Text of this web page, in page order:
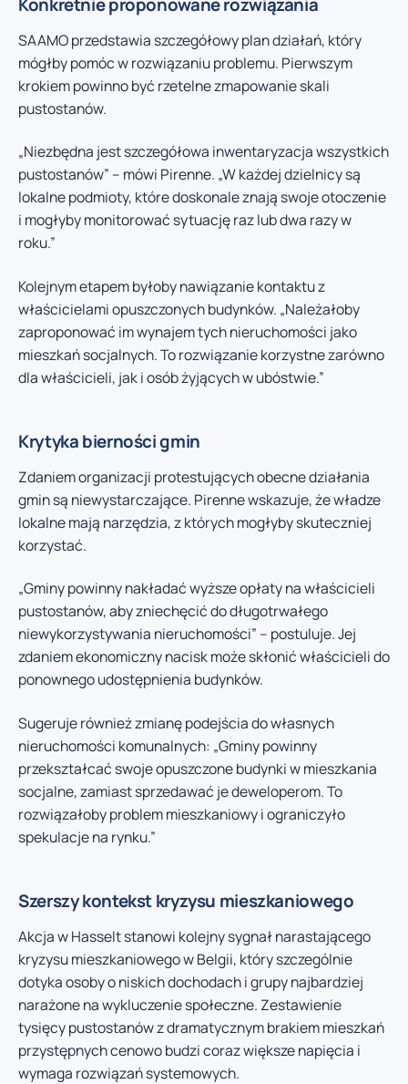
SAAMO przedstawia szczegółowy plan działań, który
mógłby pomóc w rozwiązaniu problemu. Pierwszym
krokiem powinno być rzetelne zmapowanie skali
pustostanów.
„Niezbędna jest szczegółowa inwentaryzacja wszystkich
pustostanów” – mówi Pirenne. „W każdej dzielnicy są
lokalne podmioty, które doskonale znają swoje otoczenie
i mogłyby monitorować sytuację raz lub dwa razy w
roku.”
Kolejnym etapem byłoby nawiązanie kontaktu z
właścicielami opuszczonych budynków. „Należałoby
zaproponować im wynajem tych nieruchomości jako
mieszkań socjalnych. To rozwiązanie korzystne zarówno
dla właścicieli, jak i osób żyjących w ubóstwie.”
Krytyka bierności gmin
Zdaniem organizacji protestujących obecne działania
gmin są niewystarczające. Pirenne wskazuje, że władze
lokalne mają narzędzia, z których mogłyby skuteczniej
korzystać.
„Gminy powinny nakładać wyższe opłaty na właścicieli
pustostanów, aby zniechęcić do długotrwałego
niewykorzystywania nieruchomości” – postuluje. Jej
zdaniem ekonomiczny nacisk może skłonić właścicieli do
ponownego udostępnienia budynków.
Sugeruje również zmianę podejścia do własnych
nieruchomości komunalnych: „Gminy powinny
przekształcać swoje opuszczone budynki w mieszkania
socjalne, zamiast sprzedawać je deweloperom. To
rozwiązałoby problem mieszkaniowy i ograniczyło
spekulacje na rynku.”
Szerszy kontekst kryzysu mieszkaniowego
Akcja w Hasselt stanowi kolejny sygnał narastającego
kryzysu mieszkaniowego w Belgii, który szczególnie
dotyka osoby o niskich dochodach i grupy najbardziej
narażone na wykluczenie społeczne. Zestawienie
tysięcy pustostanów z dramatycznym brakiem mieszkań
przystępnych cenowo budzi coraz większe napięcia i
wymaga rozwiązań systemowych.